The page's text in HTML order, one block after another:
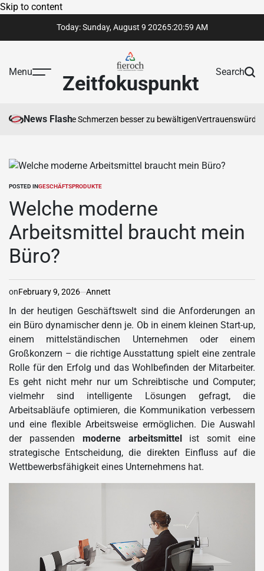
Skip to content
Today: Sunday, August 9 20265:21:00 AM
Menu Zeitfokuspunkt Search
News Flash
chronische Schmerzen besser zu bewältigenVertrauenswürdige
POSTED INGESCHÄFTSPRODUKTE
Welche moderne
Arbeitsmittel braucht mein
Büro?
onFebruary 9, 2026 Annett
In der heutigen Geschäftswelt sind die Anforderungen an
ein Büro dynamischer denn je. Ob in einem kleinen Start-up,
einem mittelständischen Unternehmen oder einem
Großkonzern – die richtige Ausstattung spielt eine zentrale
Rolle für den Erfolg und das Wohlbefinden der Mitarbeiter.
Es geht nicht mehr nur um Schreibtische und Computer;
vielmehr sind intelligente Lösungen gefragt, die
Arbeitsabläufe optimieren, die Kommunikation verbessern
und eine flexible Arbeitsweise ermöglichen. Die Auswahl
der passenden moderne arbeitsmittelist somit eine
strategische Entscheidung, die direkten Einfluss auf die
Wettbewerbsfähigkeit eines Unternehmens hat.